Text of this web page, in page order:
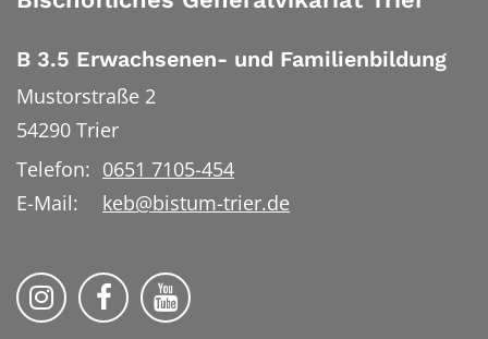
B 3.5 Erwachsenen- und Familienbildung
Mustorstraße 2
54290 Trier
Telefon: 0651 7105-454
E-Mail:
keb@bistum-trier.de
KEB Bildung Leben auf Instagram
KEB Bildung Leben auf Facebook
KEB Bildung Leben auf